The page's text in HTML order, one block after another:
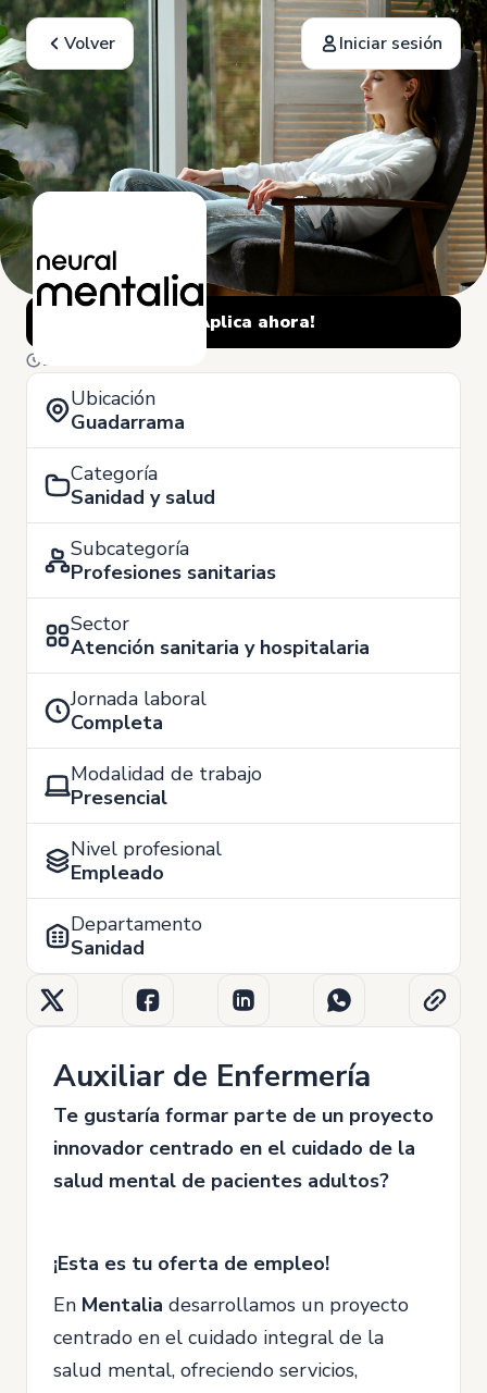
Volver Iniciar sesión
¡Aplica ahora!
1 de Julio
Ubicación
Guadarrama
Categoría
Sanidad y salud
Subcategoría
Profesiones sanitarias
Sector
Atención sanitaria y hospitalaria
Jornada laboral
Completa
Modalidad de trabajo
Presencial
Nivel profesional
Empleado
Departamento
Sanidad
Auxiliar de Enfermería
Te gustaría formar parte de un proyecto
innovador centrado en el cuidado de la
salud mental de pacientes adultos?
¡Esta es tu oferta de empleo!
En Mentalia desarrollamos un proyecto
centrado en el cuidado integral de la
salud mental, ofreciendo servicios,